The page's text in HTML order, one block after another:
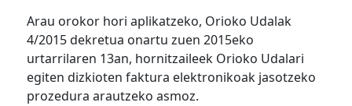
Arau orokor hori aplikatzeko, Orioko Udalak
4/2015 dekretua onartu zuen 2015eko
urtarrilaren 13an, hornitzaileek Orioko Udalari
egiten dizkioten faktura elektronikoak jasotzeko
prozedura arautzeko asmoz.